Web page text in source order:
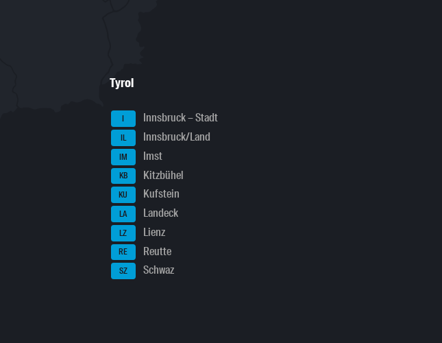
Tyrol
I Innsbruck – Stadt
IL Innsbruck/Land
IM Imst
KB Kitzbühel
KU Kufstein
LA Landeck
LZ Lienz
RE Reutte
SZ Schwaz